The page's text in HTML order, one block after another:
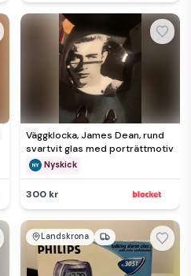
Väggklocka, James Dean, rund
svartvit glas med porträttmotiv
Nyskick
300 kr
Landskrona